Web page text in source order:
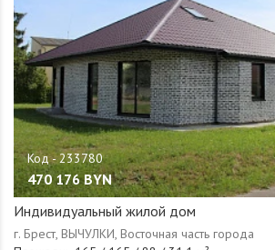
470 176 BYN
Индивидуальный жилой дом